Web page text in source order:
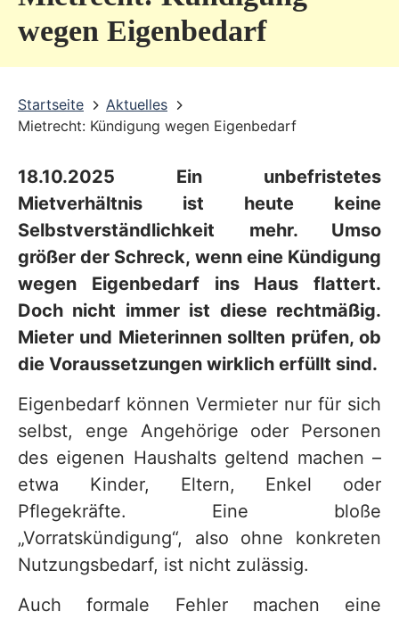
wegen Eigenbedarf
Startseite
Aktuelles
Mietrecht: Kündigung wegen Eigenbedarf
18.10.2025 Ein unbefristetes
Mietverhältnis ist heute keine
Selbstverständlichkeit mehr. Umso
größer der Schreck, wenn eine Kündigung
wegen Eigenbedarf ins Haus flattert.
Doch nicht immer ist diese rechtmäßig.
Mieter und Mieterinnen sollten prüfen, ob
die Voraussetzungen wirklich erfüllt sind.
Eigenbedarf können Vermieter nur für sich
selbst, enge Angehörige oder Personen
des eigenen Haushalts geltend machen –
etwa Kinder, Eltern, Enkel oder
Pflegekräfte. Eine bloße
„Vorratskündigung“, also ohne konkreten
Nutzungsbedarf, ist nicht zulässig.
Auch formale Fehler machen eine